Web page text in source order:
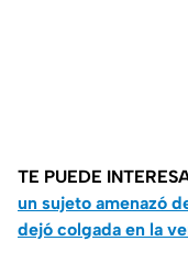
TE PUEDE
un sujeto amenazó
dejó colgada en la